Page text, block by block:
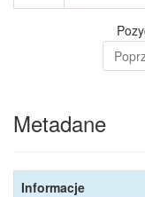
Metadane
Informacje